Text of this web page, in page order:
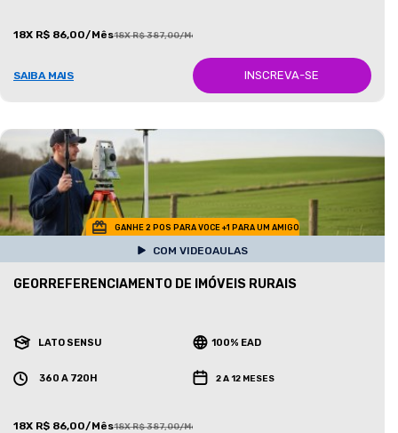
18X R$ 86,00/Mês18X R$ 387,00/Mês
SAIBA MAIS INSCREVA-SE
GANHE 2 POS PARA VOCE +1 PARA UM AMIGO
COM VIDEOAULAS
GEORREFERENCIAMENTO DE IMÓVEIS RURAIS
LATO SENSU 100% EAD
360 A 720H 2 A 12 MESES
18X R$ 86,00/Mês18X R$ 387,00/Mês